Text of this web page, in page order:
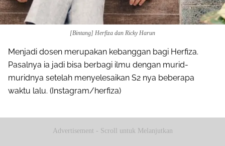
[Bintang] Herfiza dan Ricky Harun
Menjadi dosen merupakan kebanggan bagi Herfiza.
Pasalnya ia jadi bisa berbagi ilmu dengan murid-
muridnya setelah menyelesaikan S2 nya beberapa
waktu lalu. (Instagram/herfiza)
Advertisement - Scroll untuk Melanjutkan